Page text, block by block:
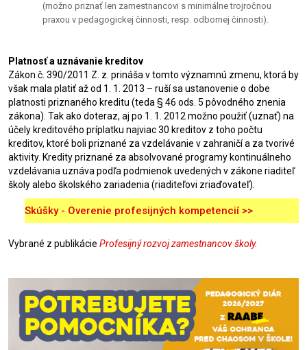
(možno priznať len zamestnancovi s minimálne trojročnou
praxou v pedagogickej činnosti, resp. odbornej činnosti).
Platnosť a uznávanie kreditov
Zákon č. 390/2011 Z. z. prináša v tomto významnú zmenu, ktorá by
však mala platiť až od 1. 1. 2013 – ruší sa ustanovenie o dobe
platnosti priznaného kreditu (teda § 46 ods. 5 pôvodného znenia
zákona). Tak ako doteraz, aj po 1. 1. 2012 možno použiť (uznať) na
účely kreditového príplatku najviac 30 kreditov z toho počtu
kreditov, ktoré boli priznané za vzdelávanie v zahraničí a za tvorivé
aktivity. Kredity priznané za absolvované programy kontinuálneho
vzdelávania uznáva podľa podmienok uvedených v zákone riaditeľ
školy alebo školského zariadenia (riaditeľovi zriaďovateľ).
Skúšky - Overenie profesijných kompetencií >>
Vybrané z publikácie Profesijný rozvoj zamestnancov školy.